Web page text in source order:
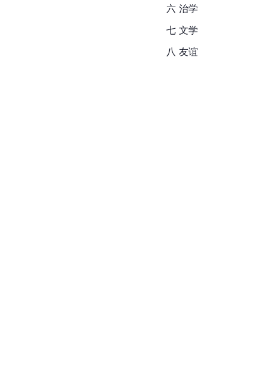
六 治学
七 文学
八 友谊